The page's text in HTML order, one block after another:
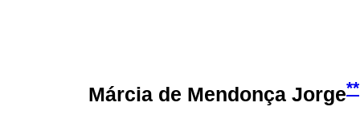
Márcia de Mendonça Jorge**